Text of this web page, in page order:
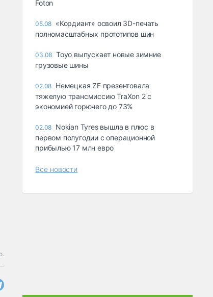
Foton
05.08 «Кордиант» освоил 3D-печать
полномасштабных прототипов шин
03.08 Toyo выпускает новые зимние
грузовые шины
02.08 Немецкая ZF презентовала
тяжелую трансмиссию TraXon 2 с
экономией горючего до 73%
02.08 Nokian Tyres вышла в плюс в
первом полугодии с операционной
прибылью 17 млн евро
Все новости